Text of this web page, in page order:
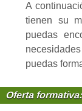
A
tienen su
puedas
puedas
Oferta